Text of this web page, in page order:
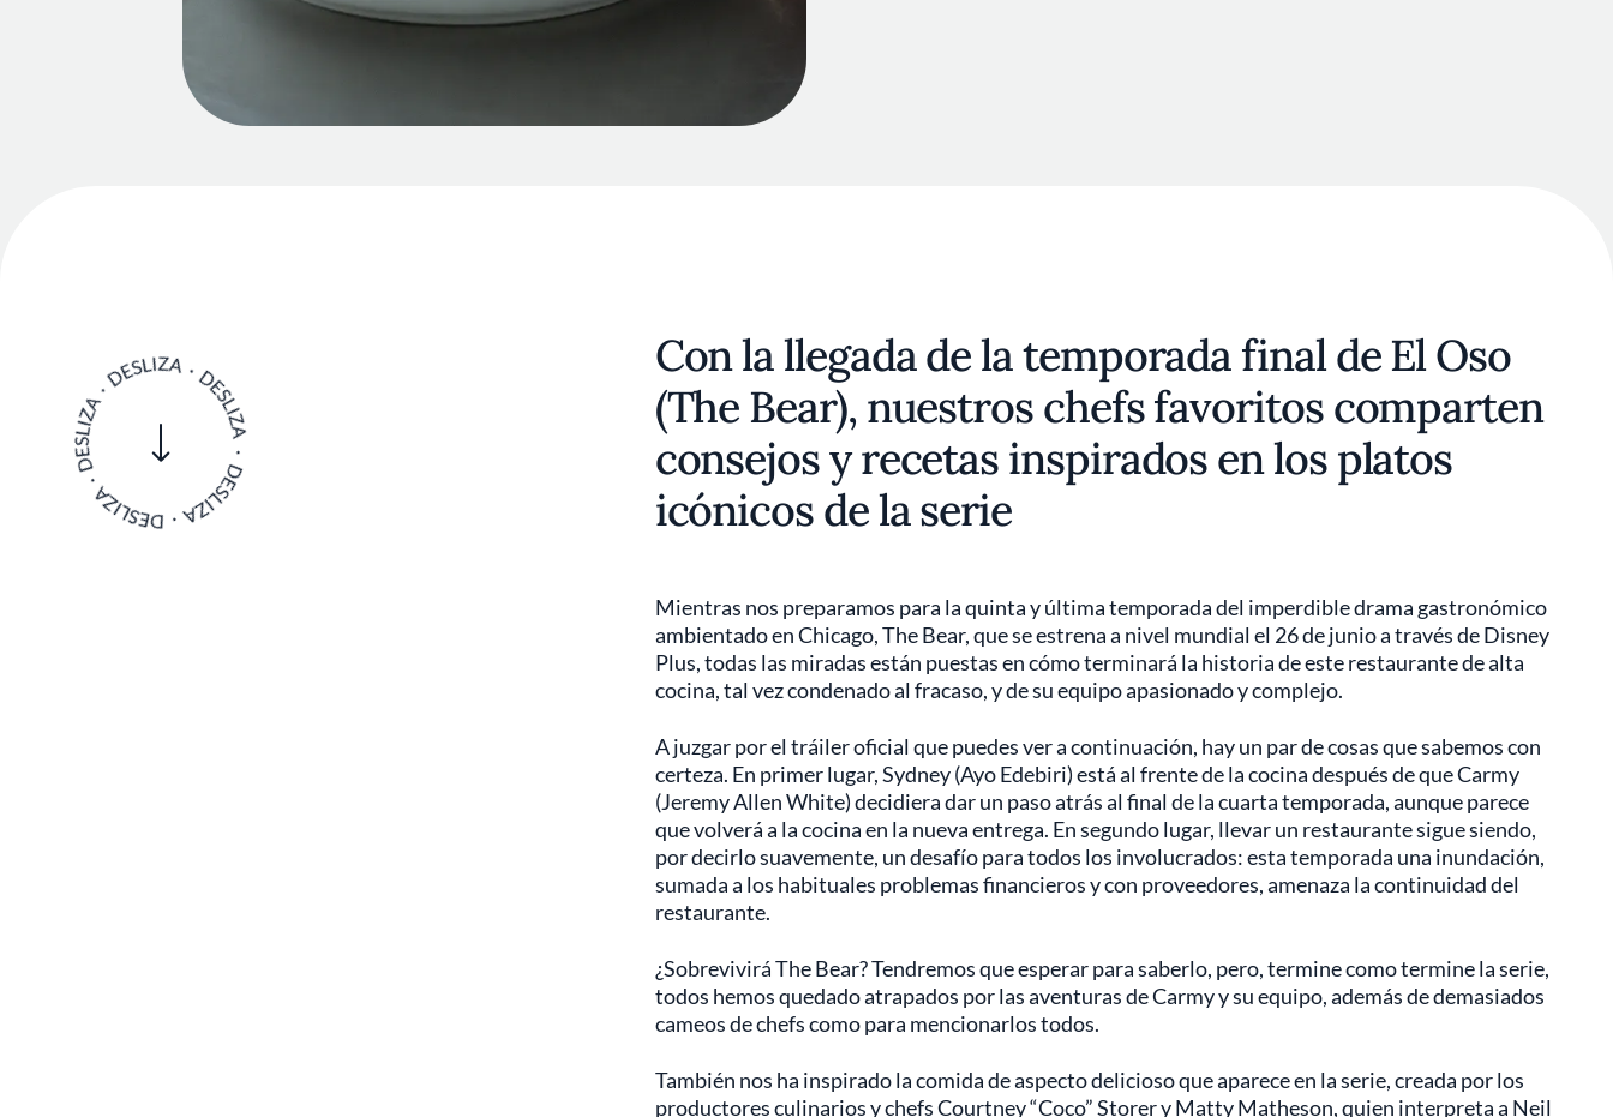
Con la llegada de la temporada final de El Oso
(The Bear), nuestros chefs favoritos comparten
consejos y recetas inspirados en los platos
icónicos de la serie
Mientras nos preparamos para la quinta y última temporada del imperdible drama gastronómico
ambientado en Chicago, The Bear, que se estrena a nivel mundial el 26 de junio a través de Disney
Plus, todas las miradas están puestas en cómo terminará la historia de este restaurante de alta
cocina, tal vez condenado al fracaso, y de su equipo apasionado y complejo.
A juzgar por el tráiler oficial que puedes ver a continuación, hay un par de cosas que sabemos con
certeza. En primer lugar, Sydney (Ayo Edebiri) está al frente de la cocina después de que Carmy
(Jeremy Allen White) decidiera dar un paso atrás al final de la cuarta temporada, aunque parece
que volverá a la cocina en la nueva entrega. En segundo lugar, llevar un restaurante sigue siendo,
por decirlo suavemente, un desafío para todos los involucrados: esta temporada una inundación,
sumada a los habituales problemas financieros y con proveedores, amenaza la continuidad del
restaurante.
¿Sobrevivirá The Bear? Tendremos que esperar para saberlo, pero, termine como termine la serie,
todos hemos quedado atrapados por las aventuras de Carmy y su equipo, además de demasiados
cameos de chefs como para mencionarlos todos.
También nos ha inspirado la comida de aspecto delicioso que aparece en la serie, creada por los
productores culinarios y chefs Courtney “Coco” Storer y Matty Matheson, quien interpreta a Neil